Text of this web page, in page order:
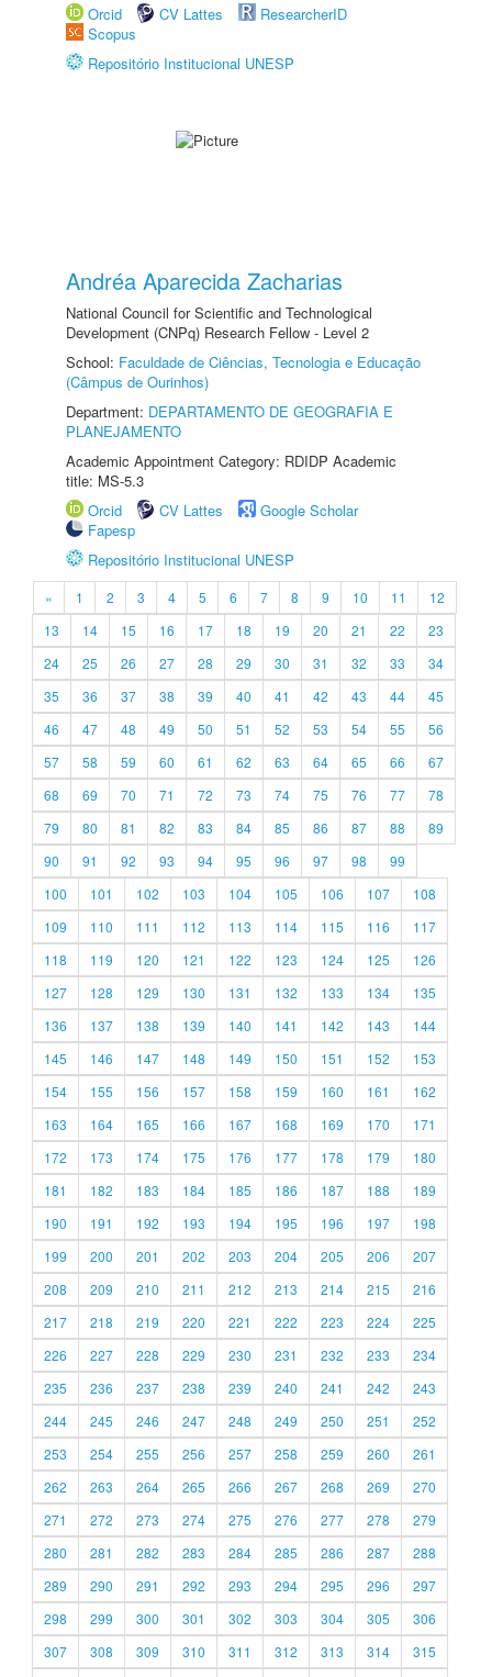
Orcid
CV Lattes
ResearcherID
Scopus
Repositório Institucional UNESP
Andréa Aparecida Zacharias
National Council for Scientific and Technological
Development (CNPq) Research Fellow - Level 2
School: Faculdade de Ciências, Tecnologia e Educação
(Câmpus de Ourinhos)
Department: DEPARTAMENTO DE GEOGRAFIA E
PLANEJAMENTO
Academic Appointment Category: RDIDP Academic
title: MS-5.3
Orcid
CV Lattes
Google Scholar
Fapesp
Repositório Institucional UNESP
« 1 2 3 4 5 6 7 8 9 10 11
12
13
14 15 16 17 18 19 20 21 22
23
24
25 26 27 28 29 30 31 32 33
34
35
36 37 38 39 40 41 42 43 44
45
46
47 48 49 50 51 52 53 54 55
56
57
58 59 60 61 62 63 64 65 66
67
68
69 70 71 72 73 74 75 76 77
78
79
80 81 82 83 84 85 86 87 88
89
90
91 92 93 94 95 96 97 98
99
100
101 102 103 104 105 106 107
108
109
110 111 112 113 114 115 116
117
118
119 120 121 122 123 124 125
126
127
128 129 130 131 132 133 134
135
136
137 138 139 140 141 142 143
144
145
146 147 148 149 150 151 152
153
154
155 156 157 158 159 160 161
162
163
164 165 166 167 168 169 170
171
172
173 174 175 176 177 178 179
180
181
182 183 184 185 186 187 188
189
190
191 192 193 194 195 196 197
198
199
200 201 202 203 204 205 206
207
208
209 210 211 212 213 214 215
216
217
218 219 220 221 222 223 224
225
226
227 228 229 230 231 232 233
234
235
236 237 238 239 240 241 242
243
244
245 246 247 248 249 250 251
252
253
254 255 256 257 258 259 260
261
262
263 264 265 266 267 268 269
270
271
272 273 274 275 276 277 278
279
280
281 282 283 284 285 286 287
288
289
290 291 292 293 294 295 296
297
298
299 300 301 302 303 304 305
306
307
308 309 310 311 312 313 314
315